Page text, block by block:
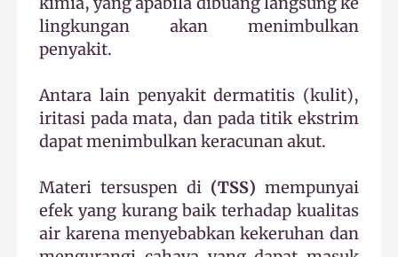
lingkungan akan menimbulkan
penyakit.
Antara lain penyakit dermatitis (kulit),
iritasi pada mata, dan pada titik ekstrim
dapat menimbulkan keracunan akut.
Materi tersuspen di (TSS) mempunyai
efek yang kurang baik terhadap kualitas
air karena menyebabkan kekeruhan dan